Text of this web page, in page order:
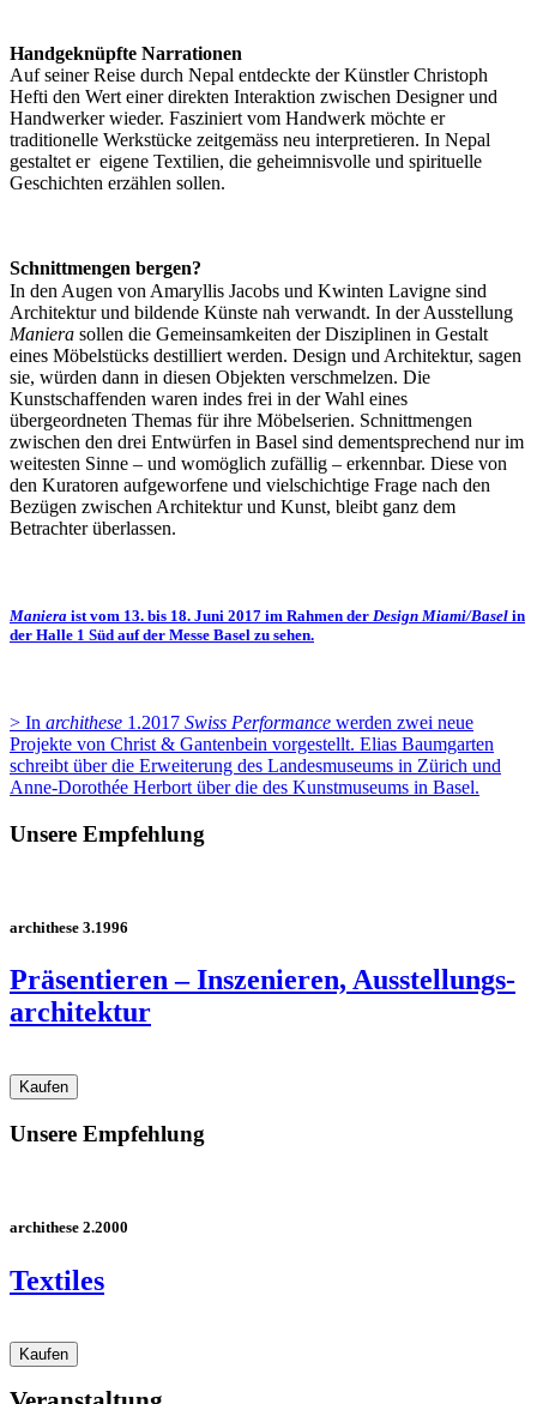
Handgeknüpfte Narrationen
Auf seiner Reise durch Nepal entdeckte der Künstler Christoph
Hefti den Wert einer direkten Interaktion zwischen Designer und
Handwerker wieder. Fasziniert vom Handwerk möchte er
traditionelle Werkstücke zeitgemäss neu interpretieren. In Nepal
gestaltet er eigene Textilien, die geheimnisvolle und spirituelle
Geschichten erzählen sollen.
Schnittmengen bergen?
In den Augen von Amaryllis Jacobs und Kwinten Lavigne sind
Architektur und bildende Künste nah verwandt. In der Ausstellung
Maniera sollen die Gemeinsamkeiten der Disziplinen in Gestalt
eines Möbelstücks destilliert werden. Design und Architektur, sagen
sie, würden dann in diesen Objekten verschmelzen. Die
Kunstschaffenden waren indes frei in der Wahl eines
übergeordneten Themas für ihre Möbelserien. Schnittmengen
zwischen den drei Entwürfen in Basel sind dementsprechend nur im
weitesten Sinne – und womöglich zufällig – erkennbar. Diese von
den Kuratoren aufgeworfene und vielschichtige Frage nach den
Bezügen zwischen Architektur und Kunst, bleibt ganz dem
Betrachter überlassen.
Maniera ist vom 13. bis 18. Juni 2017 im Rahmen der Design Miami/Basel in
der Halle 1 Süd auf der Messe Basel zu sehen.
> In archithese 1.2017 Swiss Performance werden zwei neue
Projekte von Christ & Gantenbein vorgestellt. Elias Baumgarten
schreibt über die Erweiterung des Landesmuseums in Zürich und
Anne-Dorothée Herbort über die des Kunstmuseums in Basel.
Unsere Empfehlung
archithese 3.1996
Präsentieren – Inszenieren, Ausstellungs­
architektur
Unsere Empfehlung
archithese 2.2000
Textiles